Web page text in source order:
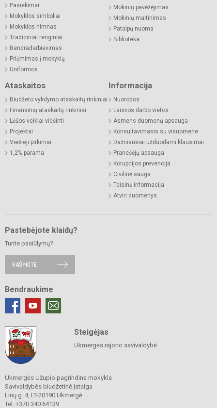
Pasiekimai
Mokyklos simboliai
Mokyklos himnas
Tradiciniai renginiai
Bendradarbiavimas
Priėmimas į mokyklą
Uniformos
Mokinių pavėžėjimas
Mokinių maitinimas
Patalpų nuoma
Biblioteka
Ataskaitos
Biudžeto vykdymo ataskaitų rinkiniai
Finansinių ataskaitų rinkiniai
Lėšos veiklai viešinti
Projektai
Viešieji pirkimai
1,2% parama
Informacija
Nuorodos
Laisvos darbo vietos
Asmens duomenų apsauga
Konsultavimasis su visuomene
Dažniausiai užduodami klausimai
Pranešėjų apsauga
Korupcijos prevencija
Civilinė sauga
Teisinė informacija
Atviri duomenys
Pastebėjote klaidų?
Turite pasiūlymų?
RAŠYKITE
Bendraukime
Steigėjas
Ukmergės rajono savivaldybė
Ukmergės Užupio pagrindinė mokykla
Savivaldybės biudžetinė įstaiga
Linų g. 4, LT-20190 Ukmergė
Tel. +370 340 64139